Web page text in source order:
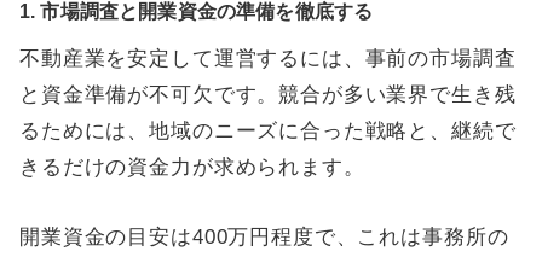
1. 市場調査と開業資金の準備を徹底する
不動産業を安定して運営するには、事前の市場調査
と資金準備が不可欠です。競合が多い業界で生き残
るためには、地域のニーズに合った戦略と、継続で
きるだけの資金力が求められます。
開業資金の目安は400万円程度で、これは事務所の